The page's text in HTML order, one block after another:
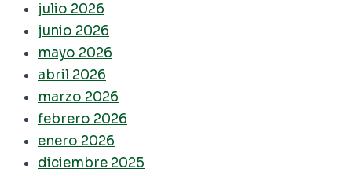
julio 2026
junio 2026
mayo 2026
abril 2026
marzo 2026
febrero 2026
enero 2026
diciembre 2025